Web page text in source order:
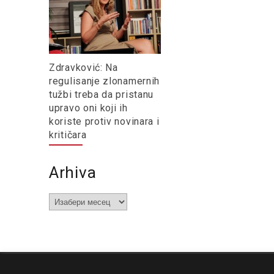
Zdravković: Na
regulisanje zlonamernih
tužbi treba da pristanu
upravo oni koji ih
koriste protiv novinara i
kritičara
Arhiva
Arhiva